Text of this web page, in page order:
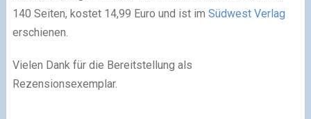
140 Seiten, kostet 14,99 Euro und ist im Südwest Verlag
erschienen.
Vielen Dank für die Bereitstellung als
Rezensionsexemplar.